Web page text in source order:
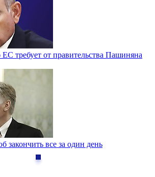
требует от правительства Пашиняна
закончить все за один день